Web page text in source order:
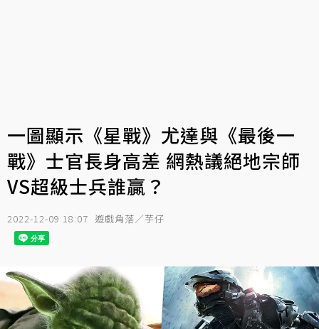
一圖顯示《星戰》尤達與《最後一
戰》士官長身高差 網熱議絕地宗師
VS超級士兵誰贏？
2022-12-09 18:07 遊戲角落／芋仔